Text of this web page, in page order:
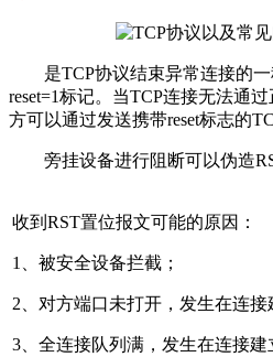
是TCP协议结束异常连接的
reset=1标记。当TCP连接无法通
方可以通过发送携带reset标志的
旁挂设备进行阻断可以伪造
收到RST置位报文可能的原因：
1、被安全设备拦截；
2、对方端口未打开，发生在连接
3、全连接队列满，发生在连接建